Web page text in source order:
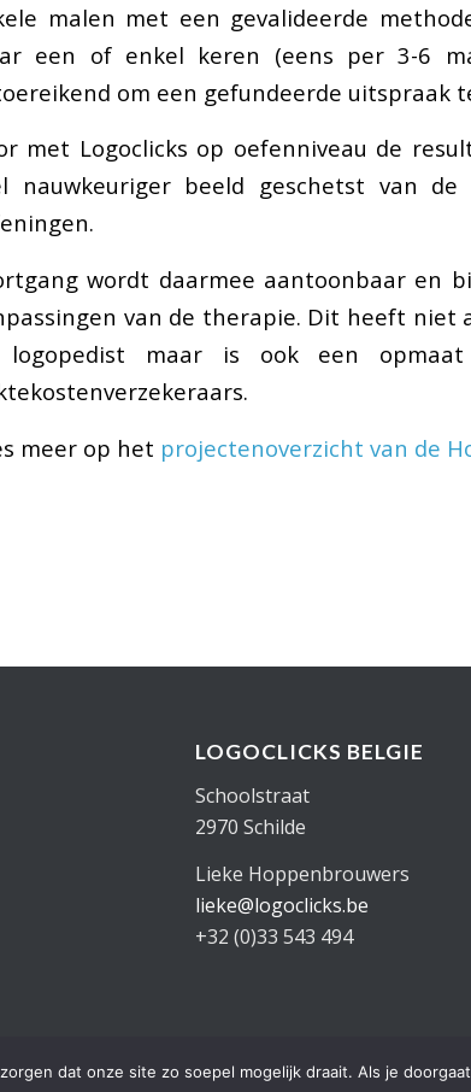
malen met een gevalideerde
een of enkel keren (eens per 3-6
om een gefundeerde uitspraak
met Logoclicks op oefenniveau de
nauwkeuriger beeld geschetst van
wordt daarmee aantoonbaar en
van de therapie. Dit heeft niet
logopedist maar is ook een opmaat
meer op het projectenoverzicht van de
LOGOCLICKS BELGIE
Schoolstraat
2970 Schilde
Lieke Hoppenbrouwers
lieke@logoclicks.be
+32 (0)33 543 494
|RobONTWERPT
dat onze site zo soepel mogelijk draait. Als je